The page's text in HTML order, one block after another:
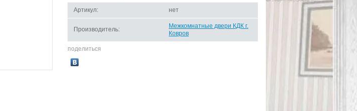
Артикул: нет
Производитель:
Межкомнатные двери КДК г.
Ковров
поделиться